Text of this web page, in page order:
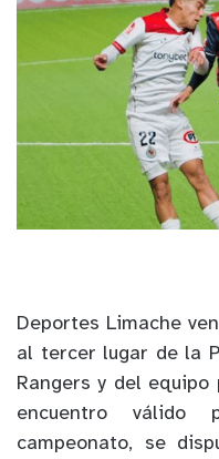
Deportes Limache
al tercer lugar de la
Rangers y del equipo
encuentro
campeonato, se